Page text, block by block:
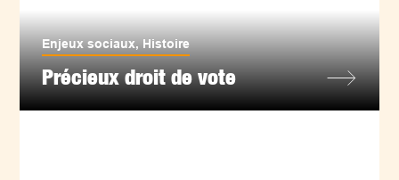
Enjeux sociaux, Histoire
Précieux droit de vote